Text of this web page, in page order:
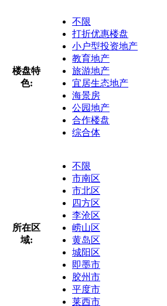
楼盘特
色:
不限
打折优惠楼盘
小户型投资地产
教育地产
旅游地产
宜居生态地产
海景房
公园地产
合作楼盘
综合体
所在区
域:
不限
市南区
市北区
四方区
李沧区
崂山区
黄岛区
城阳区
即墨市
胶州市
平度市
莱西市